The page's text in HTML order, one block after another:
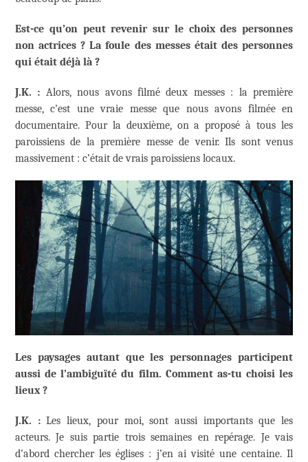
Est-ce qu’on peut revenir sur le choix des personnes
non actrices ? La foule des messes était des personnes
qui était déjà là ?
J.K. : Alors, nous avons filmé deux messes : la première
messe, c’est une vraie messe que nous avons filmée en
documentaire. Pour la deuxième, on a proposé à tous les
paroissiens de la première messe de venir. Ils sont venus
massivement : c’était de vrais paroissiens locaux.
Les paysages autant que les personnages participent
aussi de l’ambiguïté du film. Comment as-tu choisi les
lieux ?
J.K. :Les lieux, pour moi, sont aussi importants que les
acteurs. Je suis partie trois semaines en repérage. Je vais
d’abord chercher les églises : j’en ai visité une centaine. Il